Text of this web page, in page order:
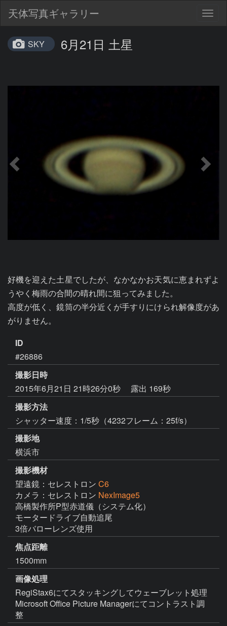
天体写真ギャラリー
SKY 6月21日 土星
好機を迎えた土星でしたが、なかなかお天気に恵まれずよ
うやく梅雨の合間の晴れ間に狙ってみました。
高度が低く、鏡筒の半分近くが手すりにけられ解像度があ
がりません。
ID
#26886
撮影日時
2015年6月21日 21時26分0秒
露出 169秒
撮影方法
シャッター速度：1/5秒（4232フレーム：25f/s）
撮影地
横浜市
撮影機材
望遠鏡：セレストロン C6
カメラ：セレストロン NexImage5
高橋製作所P型赤道儀（システム化）
モータードライブ自動追尾
3倍バローレンズ使用
焦点距離
1500mm
画像処理
RegiStax6にてスタッキングしてウェーブレット処理
Microsoft Office Picture Managerにてコントラスト調
整